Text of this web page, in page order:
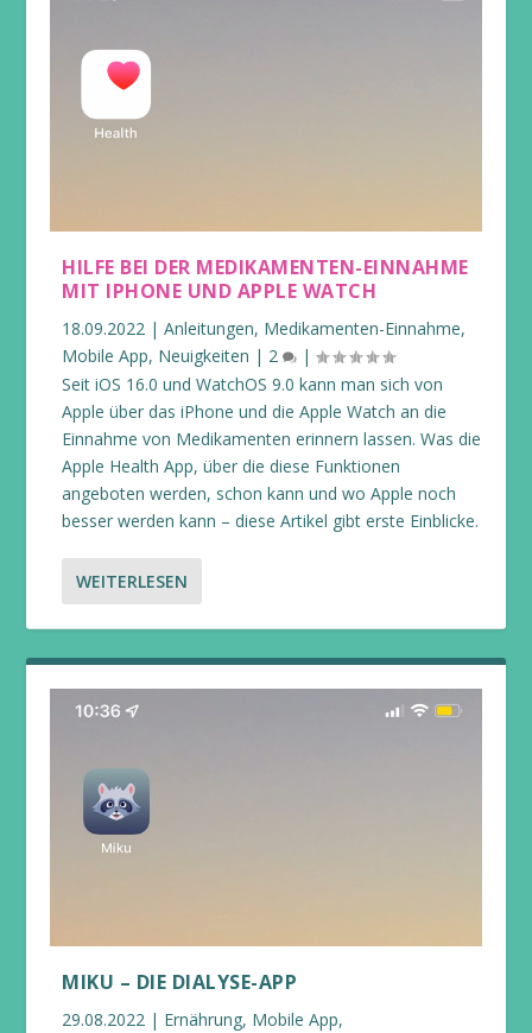
HILFE BEI DER MEDIKAMENTEN-EINNAHME
MIT IPHONE UND APPLE WATCH
18.09.2022 |Anleitungen, Medikamenten-Einnahme,
Mobile App, Neuigkeiten | 2
|
Seit iOS 16.0 und WatchOS 9.0 kann man sich von
Apple über das iPhone und die Apple Watch an die
Einnahme von Medikamenten erinnern lassen. Was die
Apple Health App, über die diese Funktionen
angeboten werden, schon kann und wo Apple noch
besser werden kann – diese Artikel gibt erste Einblicke.
WEITERLESEN
MIKU – DIE DIALYSE-APP
29.08.2022 | Ernährung, Mobile App,